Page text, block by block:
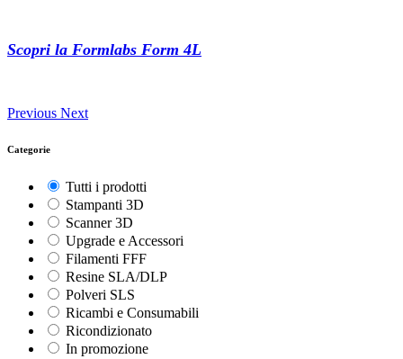
Scopri la Formlabs Form 4L
Previous Next
Categorie
Tutti i prodotti
Stampanti 3D
Scanner 3D
Upgrade e Accessori
Filamenti FFF
Resine SLA/DLP
Polveri SLS
Ricambi e Consumabili
Ricondizionato
In promozione